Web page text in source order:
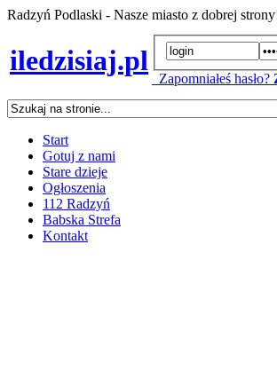
Radzyń Podlaski - Nasze miasto z dobrej
iledzisiaj.pl
Zapomniałeś hasło?
Start
Gotuj z nami
Stare dzieje
Ogłoszenia
112 Radzyń
Babska Strefa
Kontakt